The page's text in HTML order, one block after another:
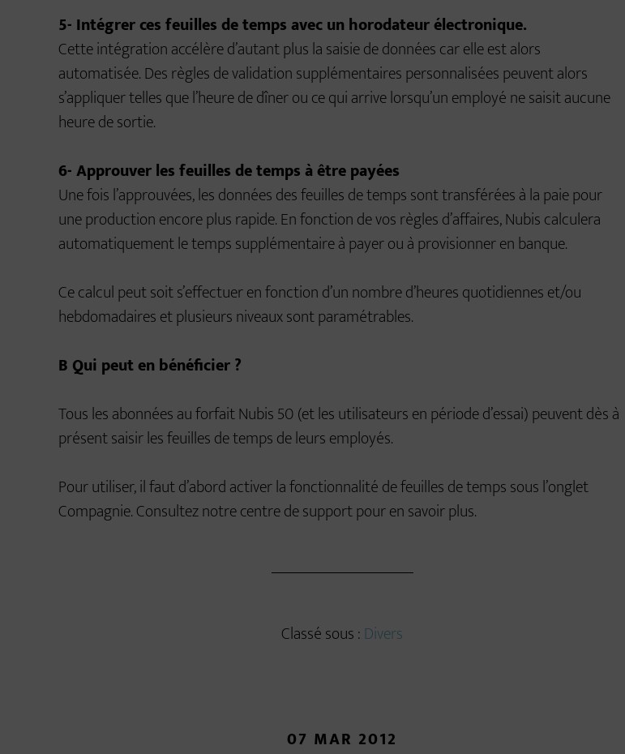
5- Intégrer ces feuilles de temps avec un horodateur électronique.
Cette intégration accélère d’autant plus la saisie de données car elle est alors
automatisée. Des règles de validation supplémentaires personnalisées peuvent alors
s’appliquer telles que l’heure de dîner ou ce qui arrive lorsqu’un employé ne saisit aucune
heure de sortie.
6- Approuver les feuilles de temps à être payées
Une fois l’approuvées, les données des feuilles de temps sont transférées à la paie pour
une production encore plus rapide. En fonction de vos règles d’affaires, Nubis calculera
automatiquement le temps supplémentaire à payer ou à provisionner en banque.
Ce calcul peut soit s’effectuer en fonction d’un nombre d’heures quotidiennes et/ou
hebdomadaires et plusieurs niveaux sont paramétrables.
B Qui peut en bénéficier ?
Tous les abonnées au forfait Nubis 50 (et les utilisateurs en période d’essai) peuvent dès à
présent saisir les feuilles de temps de leurs employés.
Pour utiliser, il faut d’abord activer la fonctionnalité de feuilles de temps sous l’onglet
Compagnie. Consultez notre centre de support pour en savoir plus.
Classé sous : Divers
07 MAR 2012